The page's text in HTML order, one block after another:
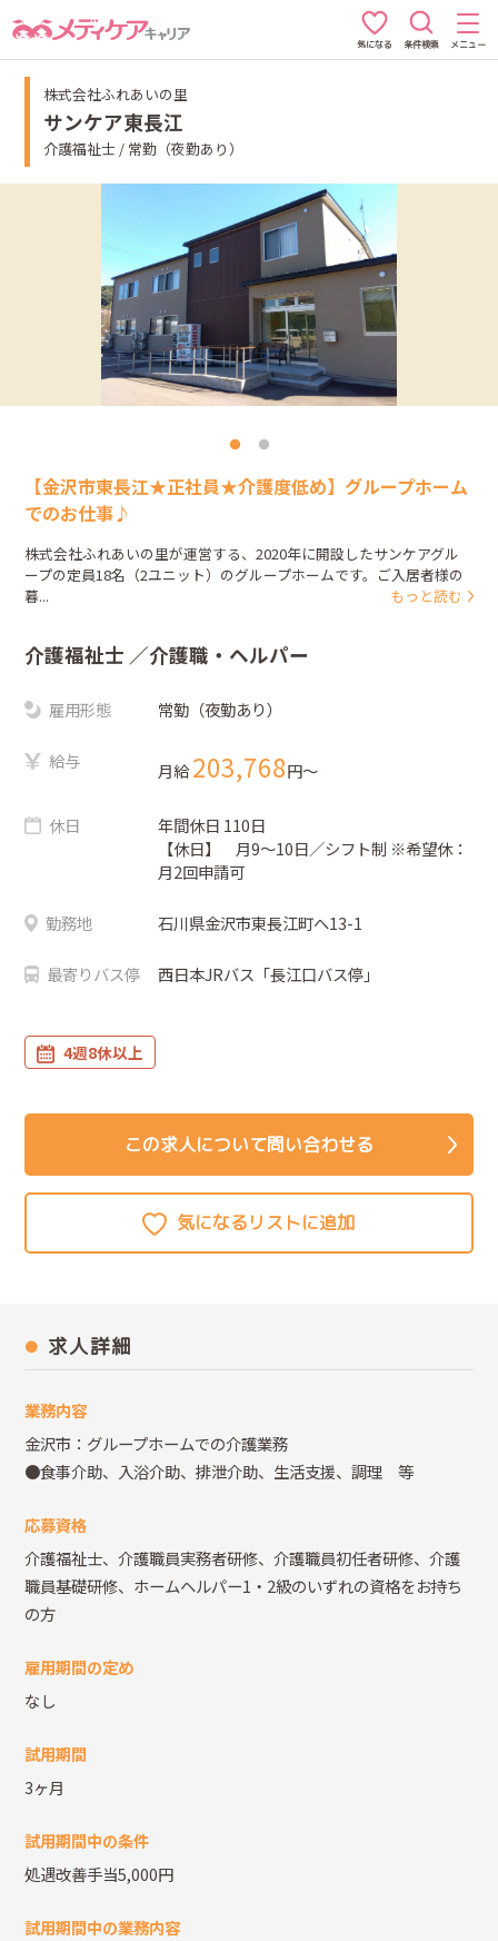
気になる 条件検索 メニュー
株式会社ふれあいの里
サンケア東長江
介護福祉士 / 常勤（夜勤あり）
【金沢市東長江★正社員★介護度低め】グループホーム
でのお仕事♪
株式会社ふれあいの里が運営する、2020年に開設したサンケアグル
ープの定員18名（2ユニット）のグループホームです。ご入居者様の
暮...
もっと読む
介護福祉士 ／介護職・ヘルパー
雇用形態 常勤（夜勤あり）
給与 月給203,768円〜
休日
年間休日 110日
【休日】 月9～10日／シフト制 ※希望休：
月2回申請可
勤務地 石川県金沢市東長江町へ13-1
最寄りバス停 西日本JRバス「長江口バス停」
4週8休以上
この求人について問い合わせる
求人詳細
業務内容
金沢市：グループホームでの介護業務
●食事介助、入浴介助、排泄介助、生活支援、調理 等
応募資格
介護福祉士、介護職員実務者研修、介護職員初任者研修、介護
職員基礎研修、ホームヘルパー1・2級のいずれの資格をお持ち
の方
雇用期間の定め
なし
試用期間
3ヶ月
試用期間中の条件
処遇改善手当5,000円
試用期間中の業務内容